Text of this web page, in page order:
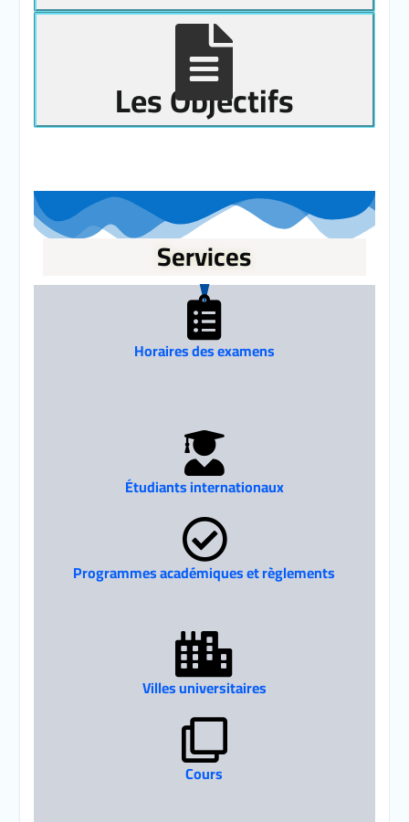
Les Objectifs
Services
Horaires des examens
Étudiants internationaux
Programmes académiques et règlements
Villes universitaires
Cours